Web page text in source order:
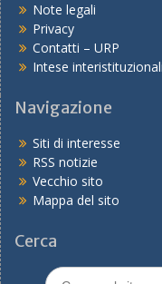
Note legali
Privacy
Contatti – URP
Intese interistituzionali
Navigazione
Siti di interesse
RSS notizie
Vecchio sito
Mappa del sito
Cerca
Search